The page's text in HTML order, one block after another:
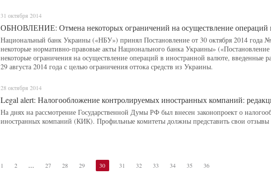
31 октября 2014
ОБНОВЛЕНИЕ: Отмена некоторых ограничений на осуществление операций
Национальный банк Украины («НБУ») принял Постановление от 30 октября 2014 года
некоторые нормативно-правовые акты Национального банка Украины»
некоторые ограничения на осуществление операций в иностранной валюте,
29 августа 2014 года с целью ограничения оттока средств из Украины.
28 октября 2014
Legal alert: Налогообложение контролируемых иностранных компаний:
На днях на рассмотрение Государственной Думы РФ был внесен законопроект о
иностранных компаний (КИК). Профильные комитеты должны представить свои отзывы
1 2 ... 27 28 29 30 31 32 33 34 35 36